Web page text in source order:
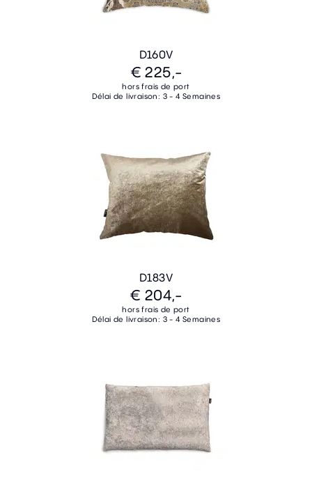
D160V
€ 225,-
hors frais de port
Délai de livraison: 3 - 4 Semaines
D183V
€ 204,-
hors frais de port
Délai de livraison: 3 - 4 Semaines